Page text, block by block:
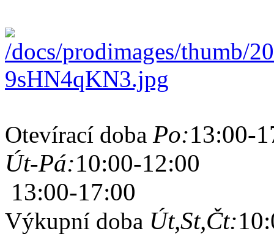
Otevírací doba Po:13:00-
Út-Pá:10:00-12:00
13:00-17:00
Výkupní doba Út,St,Čt: